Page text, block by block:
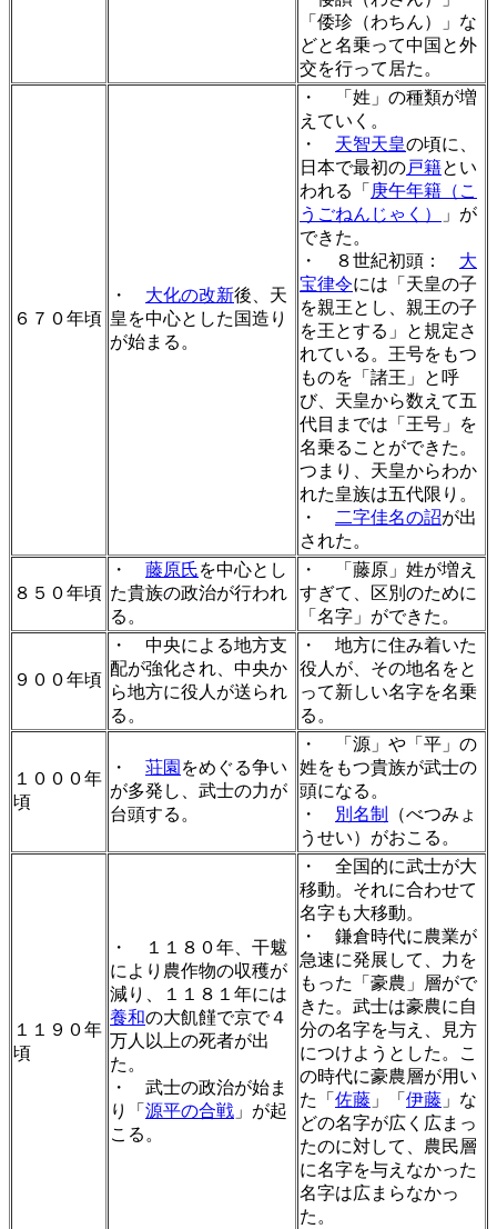
「倭珍（わちん）」な
どと名乗って中国と外
交を行って居た。
６７０年頃
・ 大化の改新後、天
皇を中心とした国造り
が始まる。
・ 「姓」の種類が増
えていく。
・ 天智天皇の頃に、
日本で最初の戸籍とい
われる「 庚午年籍（こ
うごねんじゃく）
」が
できた。
・ ８世紀初頭： 大
宝律令には「天皇の子
を親王とし、親王の子
を王とする」と規定さ
れている。王号をもつ
ものを「諸王」と呼
び、天皇から数えて五
代目までは「王号」を
名乗ることができた。
つまり、天皇からわか
れた皇族は五代限り。
・
二字佳名の詔が出
された。
８５０年頃
・ 藤原氏を中心とし
た貴族の政治が行われ
る。
・ 「藤原」姓が増え
すぎて、区別のために
「名字」ができた。
９００年頃
・ 中央による地方支
配が強化され、中央か
ら地方に役人が送られ
る。
・ 地方に住み着いた
役人が、その地名をと
って新しい名字を名乗
る。
１０００年
頃
・ 荘園 をめぐる争い
が多発し、武士の力が
台頭する。
・ 「源」や「平」の
姓をもつ貴族が武士の
頭になる。
・
別名制
（べつみょ
うせい）がおこる。
１１９０年
頃
・ １１８０年、干魃
により農作物の収穫が
減り、１１８１年には
養和の大飢饉で京で４
万人以上の死者が出
た。
・ 武士の政治が始ま
り「 源平の合戦 」が起
こる。
・ 全国的に武士が大
移動。それに合わせて
名字も大移動。
・ 鎌倉時代に農業が
急速に発展して、力を
もった「豪農」層がで
きた。武士は豪農に自
分の名字を与え、見方
につけようとした。こ
の時代に豪農層が用い
た「 佐藤 」「 伊藤 」な
どの名字が広く広まっ
たのに対して、農民層
に名字を与えなかった
名字は広まらなかっ
た。